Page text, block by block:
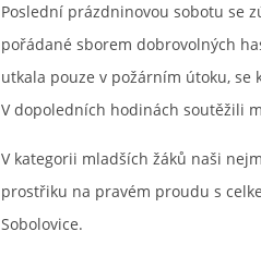
Poslední prázdninovou sobotu se
pořádané sborem dobrovolných
utkala pouze v požárním útoku, se
V dopoledních hodinách soutěžili
V kategorii mladších žáků naši
prostřiku na pravém proudu s
Sobolovice.